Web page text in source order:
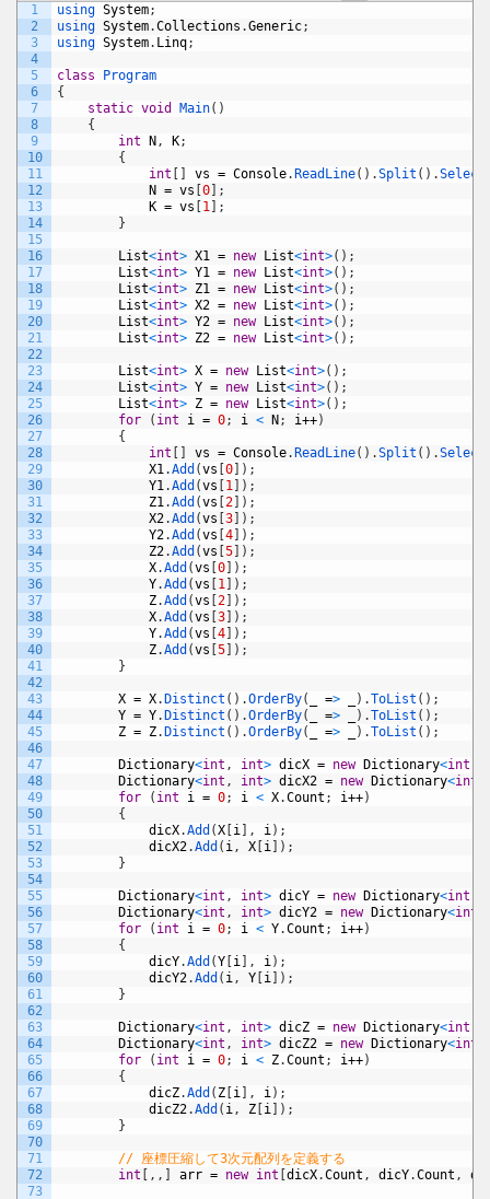
1
2
3
4
5
6
7
8
9
10
11
12
13
14
15
16
17
18
19
20
21
22
23
24
25
26
27
28
29
30
31
32
33
34
35
36
37
38
39
40
41
42
43
44
45
46
47
48
49
50
51
52
53
54
55
56
57
58
59
60
61
62
63
64
65
66
67
68
69
70
71
72
73
using System;
using System.Collections .Generic;
using System. Linq;
class
Program
{
static void Main( )
{
int N , K;
{
int [ ] vs = Console.ReadLine( ) .Split ( ) .Select
N = vs [0] ;
K = vs [1 ] ;
}
List<int> X1 = new List<int>( ) ;
List<int> Y1 = new List<int>( ) ;
List<int> Z1 = new List<int>( ) ;
List<int> X2 = new List<int>( ) ;
List<int> Y2 = new List<int>( ) ;
List<int> Z2 = new List<int>( ) ;
List<int> X = new List<int>( ) ;
List<int> Y = new List<int>( ) ;
List<int> Z = new List<int>( ) ;
for
( int i = 0; i < N; i++)
{
int [ ] vs = Console.ReadLine( ) .Split ( ) .Select
X1 .Add (vs [0] ) ;
Y1 .Add (vs [1 ] ) ;
Z1 .Add (vs [2] ) ;
X2.Add (vs [3] ) ;
Y2.Add (vs [4] ) ;
Z2.Add (vs [5] ) ;
X.Add (vs [0] ) ;
Y.Add (vs [1 ] ) ;
Z.Add (vs [2] ) ;
X.Add (vs [3] ) ;
Y.Add (vs [4] ) ;
Z.Add (vs [5] ) ;
}
X = X.Distinct ( ) .OrderBy( => ) .ToList ( ) ;
Y = Y.Distinct ( ) .OrderBy( => ) .ToList ( ) ;
Z = Z.Distinct ( ) .OrderBy( => ) .ToList ( ) ;
Dictionary<int , int> dicX = new Dictionary<int
Dictionary<int , int> dicX2 = new Dictionary<int
for
( int i = 0; i < X.Count ; i++)
{
dicX.Add (X [i ] , i ) ;
dicX2.Add ( i , X [i ] ) ;
}
Dictionary<int , int> dicY = new Dictionary<int
Dictionary<int , int> dicY2 = new Dictionary<int
for
( int i = 0; i < Y.Count ; i++)
{
dicY.Add (Y [i ] , i ) ;
dicY2.Add ( i , Y [i ] ) ;
}
Dictionary<int , int> dicZ = new Dictionary<int
Dictionary<int , int> dicZ2 = new Dictionary<int
for
( int i = 0; i < Z.Count ; i++)
{
dicZ.Add ( Z [i ] , i ) ;
dicZ2.Add ( i , Z [i ] ) ;
}
// 座標圧縮して3次元配列を定義する
int [ , , ] arr = new int [dicX.Count , dicY.Count ,